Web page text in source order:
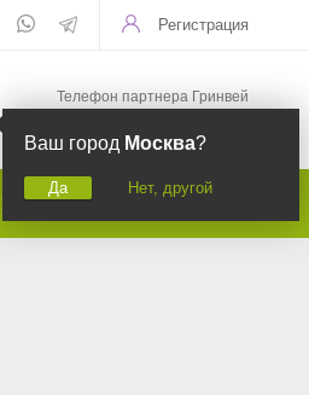
Регистрация
Ваш город Москва?
Да Нет, другой
Телефон партнера Гринвей
БРЕНДЫ